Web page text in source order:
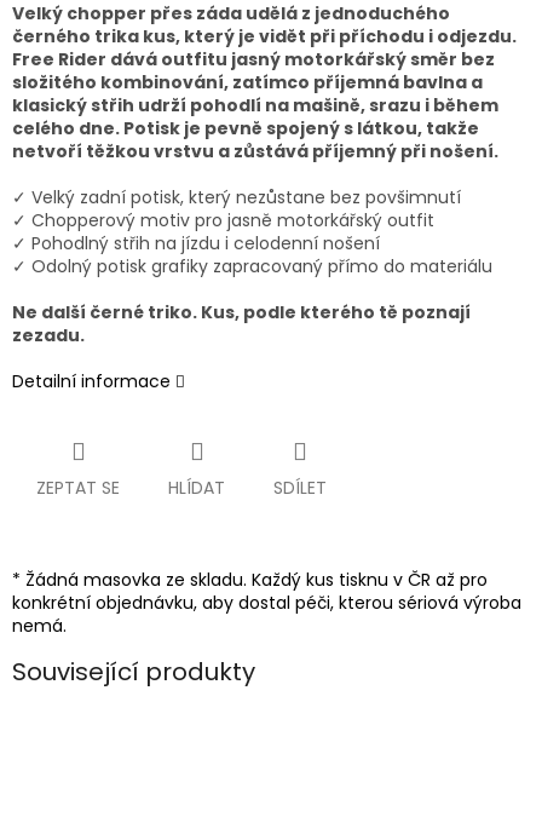
Velký chopper přes záda udělá z jednoduchého
černého trika kus, který je vidět při příchodu i odjezdu.
Free Rider dává outfitu jasný motorkářský směr bez
složitého kombinování, zatímco příjemná bavlna a
klasický střih udrží pohodlí na mašině, srazu i během
celého dne. Potisk je pevně spojený s látkou, takže
netvoří těžkou vrstvu a zůstává příjemný při nošení.
✓ Velký zadní potisk, který nezůstane bez povšimnutí
✓ Chopperový motiv pro jasně motorkářský outfit
✓ Pohodlný střih na jízdu i celodenní nošení
✓ Odolný potisk grafiky zapracovaný přímo do materiálu
Ne další černé triko. Kus, podle kterého tě poznají
zezadu.
Detailní informace
ZEPTAT SE HLÍDAT SDÍLET
* Žádná masovka ze skladu. Každý kus tisknu v ČR až pro
konkrétní objednávku, aby dostal péči, kterou sériová výroba
nemá.
Související produkty